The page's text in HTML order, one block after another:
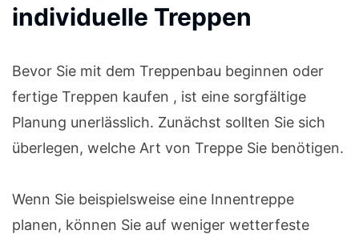
individuelle Treppen
Bevor Sie mit dem Treppenbau beginnen oder
fertige Treppen kaufen , ist eine sorgfältige
Planung unerlässlich. Zunächst sollten Sie sich
überlegen, welche Art von Treppe Sie benötigen.
Wenn Sie beispielsweise eine Innentreppe
planen, können Sie auf weniger wetterfeste